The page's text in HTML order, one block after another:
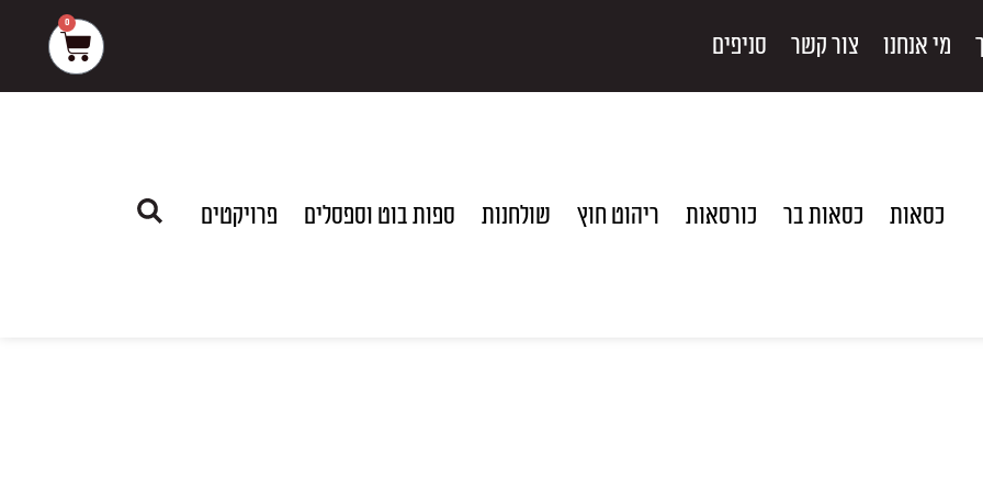
מי אנחנו צור קשר סניפים
0
עגלת
קניות
כסאות כסאות בר כורסאות ריהוט חוץ שולחנות ספות בוט וספסלים פרויקטים